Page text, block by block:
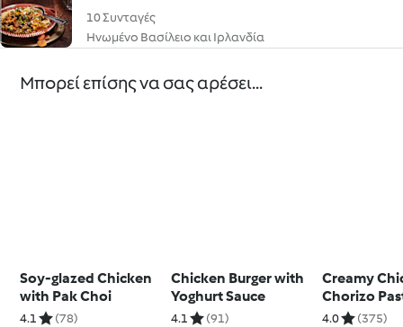
10 Συνταγές
Ηνωμένο Βασίλειο και Ιρλανδία
Μπορεί επίσης να σας αρέσει...
Soy-glazed Chicken
with Pak Choi
4.1 (78)
Chicken Burger with
Yoghurt Sauce
4.1 (91)
Creamy
Chorizo
4.0 (375)